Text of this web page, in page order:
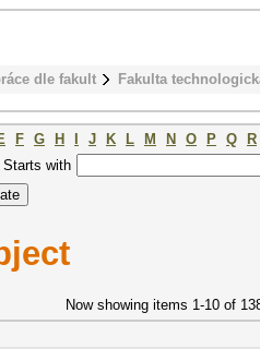
dle fakult Fakulta
F G H J K L M N O P Q
R
Starts with
Now showing items 1-10 of